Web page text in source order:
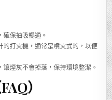
確保抽吸暢通。
的打火機，通常是噴火式的，以便
讓煙灰不會掉落，保持環境整潔。
）